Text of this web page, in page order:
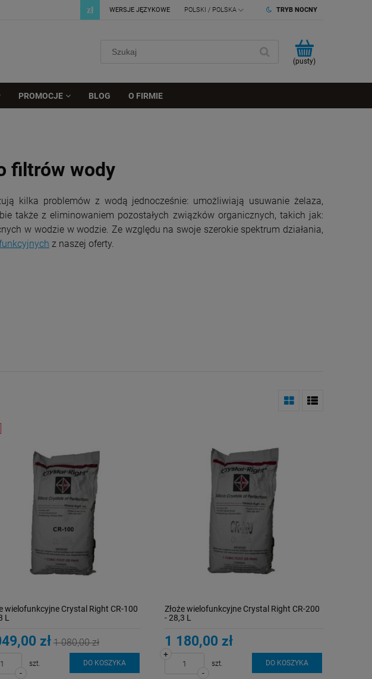
TRYB NOCNY
WERSJE JĘZYKOWE
(pusty)
PROMOCJE BLOG O FIRMIE
zł
DO KOSZYKA
filtrów wody
kilka problemów z wodą jednocześnie: umożliwiają usuwanie żelaza,
także z eliminowaniem pozostałych związków organicznych, takich jak:
w wodzie w wodzie. Ze względu na swoje szerokie spektrum działania,
z naszej oferty.
wielofunkcyjne Crystal Right CR-100
L
zł 1 080,00 zł
-
szt. DO KOSZYKA
Złoże wielofunkcyjne Crystal Right CR-200
- 28,3 L
1 180,00 zł
-
+
szt. DO KOSZYKA